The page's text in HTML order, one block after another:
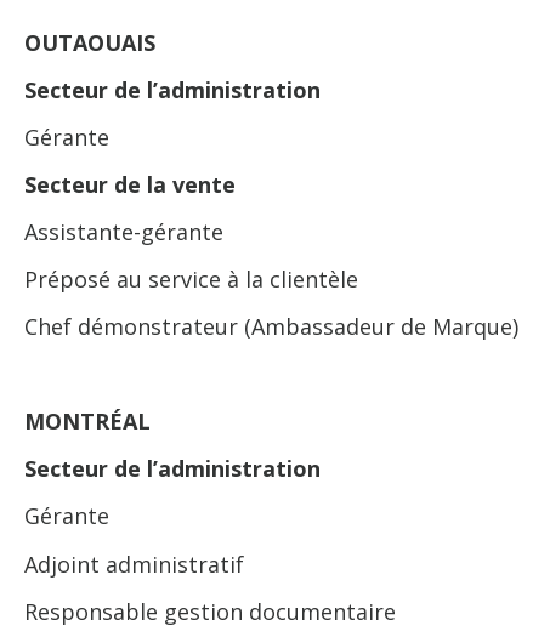
OUTAOUAIS
Secteur de l’administration
Gérante
Secteur de la vente
Assistante-gérante
Préposé au service à la clientèle
Chef démonstrateur (Ambassadeur de Marque)
MONTRÉAL
Secteur de l’administration
Gérante
Adjoint administratif
Responsable gestion documentaire